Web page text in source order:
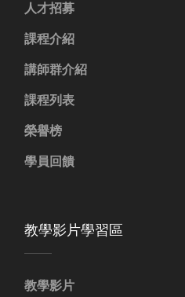
人才招募
課程介紹
講師群介紹
課程列表
榮譽榜
學員回饋
教學影片學習區
教學影片